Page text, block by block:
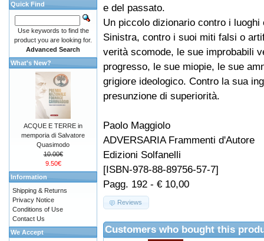
e del passato.
Un piccolo dizionario contro i luoghi
Sinistra, contro i suoi miti falsi o
verità scomode, le sue improbabili
progresso, le sue miopie, le sue
grigiore ideologico. Contro la sua
presunzione di superiorità.
Paolo Maggiolo
ADVERSARIA Frammenti d'Autore
Edizioni Solfanelli
[ISBN-978-88-89756-57-7]
Pagg. 192 - € 10,00
Reviews
Customers who bought this
Quick Find
Use keywords to find the
product you are looking for.
Advanced Search
What's New?
ACQUE E TERRE in
memporia di Salvatore
Quasimodo
10.00€
9.50€
Information
Shipping & Returns
Privacy Notice
Conditions of Use
Contact Us
We Accept